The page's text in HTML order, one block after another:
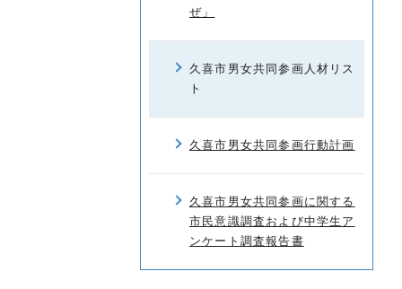
ぜ」
久喜市男女共同参画人材リス
ト
久喜市男女共同参画行動計画
久喜市男女共同参画に関する
市民意識調査および中学生ア
ンケート調査報告書